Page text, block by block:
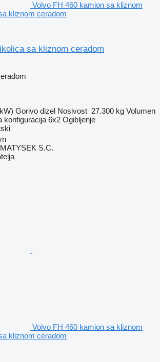
Volvo FH 460 kamion sa kliznom
kliznom ceradom
sa kliznom ceradom
Gorivo dizel Nosivost 27.300 kg Volumen
konfiguracija 6x2 Ogibljenje
S.C.
Volvo FH 460 kamion sa kliznom
kliznom ceradom